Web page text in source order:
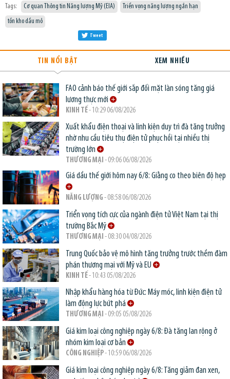
Tags: Cơ quan Thông tin Năng lượng Mỹ (EIA)
Triển vọng năng lượng ngắn hạn
tồn kho dầu mỏ
Tweet
TIN NỔI BẬT XEM NHIỀU
FAO cảnh báo thế giới sắp đối mặt làn sóng tăng giá
lương thực mới
KINH TẾ- 10:29 06/08/2026
Xuất khẩu điện thoại và linh kiện duy trì đà tăng trưởng
nhờ nhu cầu tiêu thụ điện tử phục hồi tại nhiều thị
trường lớn
THƯƠNG MẠI - 09:06 06/08/2026
Giá dầu thế giới hôm nay 6/8: Giằng co theo biên độ hẹp
NĂNG LƯỢNG - 08:58 06/08/2026
Triển vọng tích cực của ngành điện tử Việt Nam tại thị
trường Bắc Mỹ
THƯƠNG MẠI - 08:30 04/08/2026
Trung Quốc bảo vệ mô hình tăng trưởng trước thềm đàm
phán thương mại với Mỹ và EU
KINH TẾ- 10:43 05/08/2026
Nhập khẩu hàng hóa từ Đức: Máy móc, linh kiện điện tử
làm động lực bứt phá
THƯƠNG MẠI - 09:05 05/08/2026
Giá kim loại công nghiệp ngày 6/8: Đà tăng lan rộng ở
nhóm kim loại cơ bản
CÔNG NGHIỆP- 10:59 06/08/2026
Giá kim loại công nghiệp ngày 6/8: Tăng giảm đan xen,